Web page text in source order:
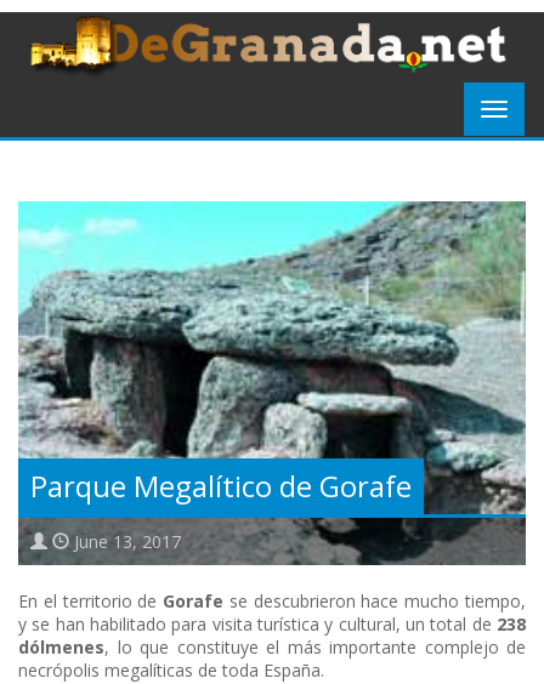
Parque Megalítico de Gorafe
June 13, 2017
En el territorio de Gorafe se descubrieron hace mucho tiempo,
y se han habilitado para visita turística y cultural, un total de 238
dólmenes, lo que constituye el más importante complejo de
necrópolis megalíticas de toda España.